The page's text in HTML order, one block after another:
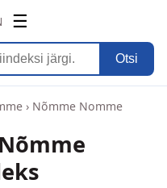
☰
Otsi
› Nõmme Nomme